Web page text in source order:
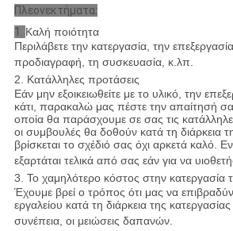
Πλεονεκτήματα:
1. Καλή ποιότητα
Περιλάβετε την κατεργασία, την
προδιαγραφή, τη συσκευασία, κ.λπ.
2. Κατάλληλες προτάσεις
Εάν μην εξοικειωθείτε με το υλικό, την
κάτι, παρακαλώ μας πέστε την απαίτησή
οποία θα παράσχουμε σε σας τις
οι συμβουλές θα δοθούν κατά τη διάρκεια
βρίσκεται το σχέδιό σας όχι αρκετά καλό.
εξαρτάται τελικά από σας εάν για να
3. Το χαμηλότερο κόστος στην κατεργασία
Έχουμε βρεί ο τρόπος ότι μας να
εργαλείου κατά τη διάρκεια της
συνέπεια, οι μειώσεις δαπανών.